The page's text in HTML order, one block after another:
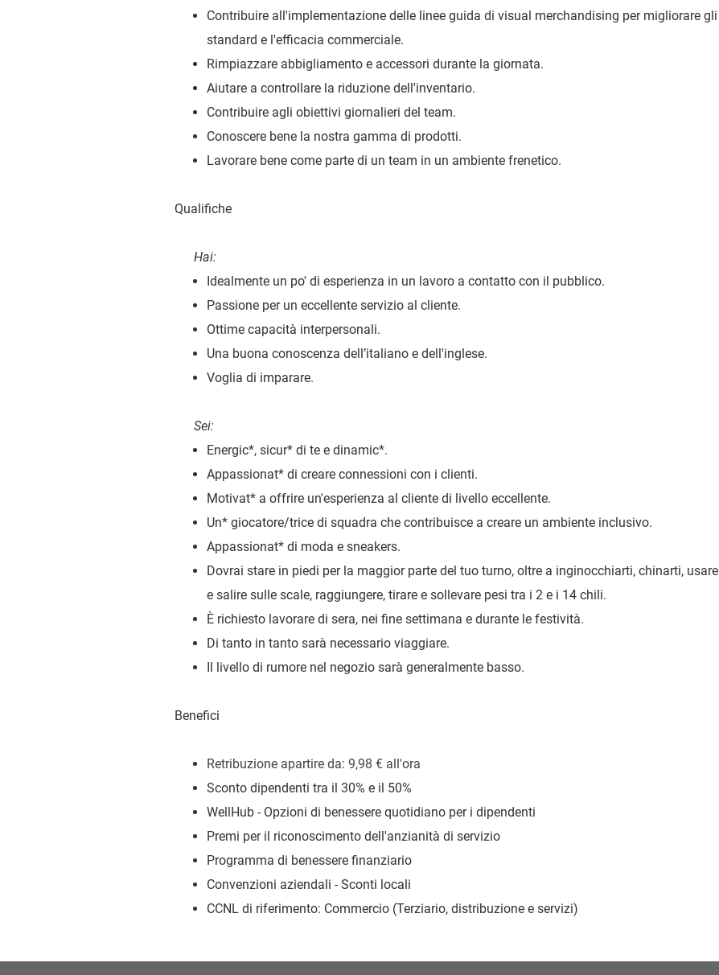
Contribuire all'implementazione delle linee guida di visual merchandising per migliorare gli
standard e l'efficacia commerciale.
Rimpiazzare abbigliamento e accessori durante la giornata.
Aiutare a controllare la riduzione dell'inventario.
Contribuire agli obiettivi giornalieri del team.
Conoscere bene la nostra gamma di prodotti.
Lavorare bene come parte di un team in un ambiente frenetico.
Qualifiche
Hai:
Idealmente un po' di esperienza in un lavoro a contatto con il pubblico.
Passione per un eccellente servizio al cliente.
Ottime capacità interpersonali.
Una buona conoscenza dell’italiano e dell'inglese.
Voglia di imparare.
Sei:
Energic*, sicur* di te e dinamic*.
Appassionat* di creare connessioni con i clienti.
Motivat* a offrire un'esperienza al cliente di livello eccellente.
Un* giocatore/trice di squadra che contribuisce a creare un ambiente inclusivo.
Appassionat* di moda e sneakers.
Dovrai stare in piedi per la maggior parte del tuo turno, oltre a inginocchiarti, chinarti, usare
e salire sulle scale, raggiungere, tirare e sollevare pesi tra i 2 e i 14 chili.
È richiesto lavorare di sera, nei fine settimana e durante le festività.
Di tanto in tanto sarà necessario viaggiare.
Il livello di rumore nel negozio sarà generalmente basso.
Benefici
Retribuzione apartire da: 9,98 € all'ora
Sconto dipendenti tra il 30% e il 50%
WellHub - Opzioni di benessere quotidiano per i dipendenti
Premi per il riconoscimento dell'anzianità di servizio
Programma di benessere finanziario
Convenzioni aziendali - Sconti locali
CCNL di riferimento: Commercio (Terziario, distribuzione e servizi)